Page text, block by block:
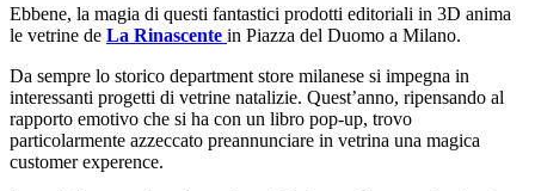
Ebbene, la magia di questi fantastici prodotti editoriali in 3D anima
le vetrine de La Rinascente in Piazza del Duomo a Milano.
Da sempre lo storico department store milanese si impegna in
interessanti progetti di vetrine natalizie. Quest’anno, ripensando al
rapporto emotivo che si ha con un libro pop-up, trovo
particolarmente azzeccato preannunciare in vetrina una magica
customer experence.